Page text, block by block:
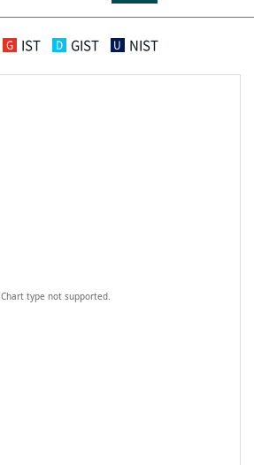
G IST D GIST U NIST
Chart type not supported.